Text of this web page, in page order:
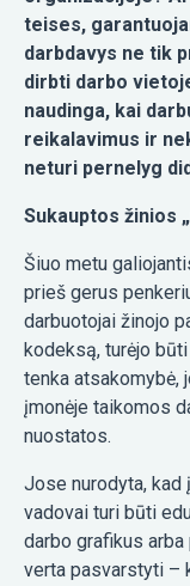
teises,
darbdavys ne tik
dirbti darbo
naudinga, kai
reikalavimus ir
neturi pernelyg
Sukauptos žinios
Šiuo metu
prieš gerus
darbuotojai žinojo
kodeksą, turėjo
tenka atsakomybė,
įmonėje taikomos
nuostatos.
Jose nurodyta, kad
vadovai turi būti
darbo grafikus
verta pasvarstyti –